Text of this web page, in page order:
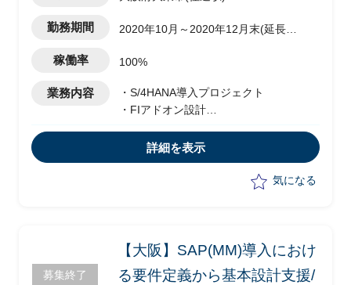
勤務期間
2020年10月～2020年12月末(延長予
稼働率 100%
業務内容
・S/4HANA導入プロジェクト
・FIアドオン設計
をSAPに移行
詳細を表示
気になる
募集終了
【大阪】SAP(MM)導入におけ
る要件定義から基本設計支援/